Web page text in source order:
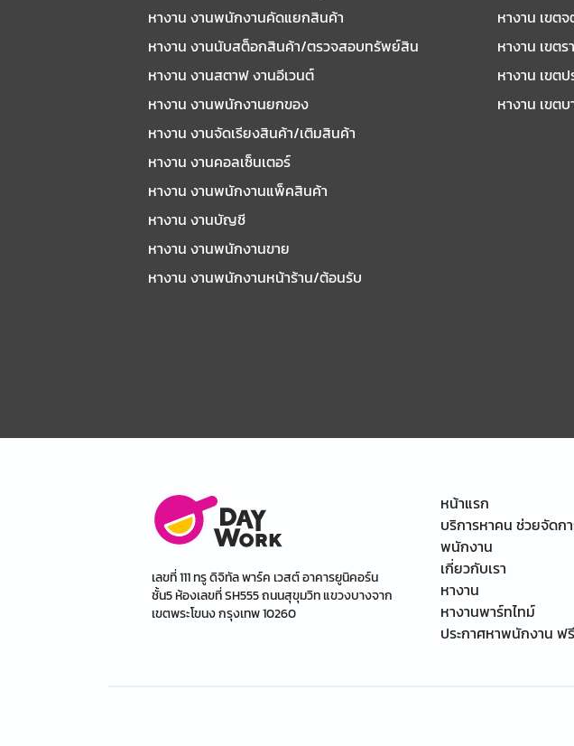
หางาน งานพนักงานคัดแยกสินค้า
หางาน งานนับสต็อกสินค้า/ตรวจสอบทรัพย์สิน
หางาน งานสตาฟ งานอีเวนต์
หางาน งานพนักงานยกของ
หางาน งานจัดเรียงสินค้า/เติมสินค้า
หางาน งานคอลเซ็นเตอร์
หางาน งานพนักงานแพ็คสินค้า
หางาน งานบัญชี
หางาน งานพนักงานขาย
หางาน งานพนักงานหน้าร้าน/ต้อนรับ
หางาน เขต
หางาน เขตร
หางาน เขตป
หางาน เขตบ
เลขที่ 111 ทรู ดิจิทัล พาร์ค เวสต์ อาคารยูนิคอร์น
ชั้น5 ห้องเลขที่ SH555 ถนนสุขุมวิท แขวงบางจาก
เขตพระโขนง กรุงเทพ 10260
หน้าแรก
บริการหาคน ช่วยจัดก
พนักงาน
เกี่ยวกับเรา
หางาน
หางานพาร์ทไทม์
ประกาศหาพนักงาน ฟรี